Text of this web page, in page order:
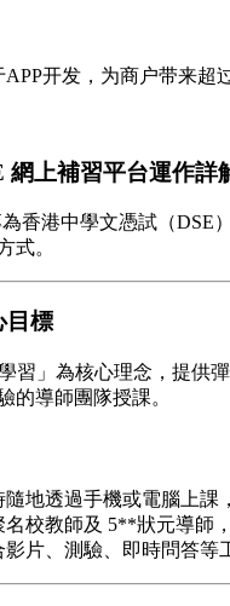
开发，为商户带来超
網上補習平台運作詳
香港中學文憑試（DSE
式。
目標
習」為核心理念，提供
的導師團隊授課。
隨地透過手機或電腦上課
名校教師及 5**狀元導師
影片、測驗、即時問答等